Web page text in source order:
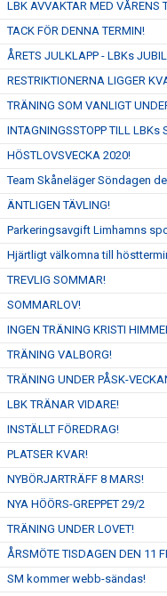
LBK AVVAKTAR MED VÅRENS
TACK FÖR DENNA TERMIN!
ÅRETS JULKLAPP - LBKs
RESTRIKTIONERNA LIGGER
TRÄNING SOM VANLIGT
INTAGNINGSSTOPP TILL LBKs
HÖSTLOVSVECKA 2020!
Team Skåneläger Söndagen
ÄNTLIGEN TÄVLING!
Parkeringsavgift Limhamns
Hjärtligt välkomna till
TREVLIG SOMMAR!
SOMMARLOV!
INGEN TRÄNING KRISTI
TRÄNING VALBORG!
TRÄNING UNDER PÅSK-
LBK TRÄNAR VIDARE!
INSTÄLLT FÖREDRAG!
PLATSER KVAR!
NYBÖRJARTRÄFF 8 MARS!
NYA HÖÖRS-GREPPET 29/2
TRÄNING UNDER LOVET!
ÅRSMÖTE TISDAGEN DEN 11
SM kommer webb-sändas!